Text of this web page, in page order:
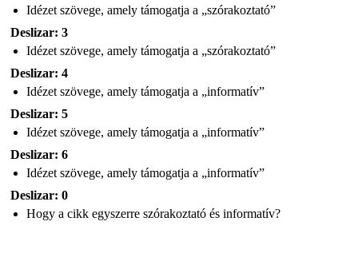
Idézet szövege, amely támogatja a „szórakoztató”
Deslizar: 3
Idézet szövege, amely támogatja a „szórakoztató”
Deslizar: 4
Idézet szövege, amely támogatja a „informatív”
Deslizar: 5
Idézet szövege, amely támogatja a „informatív”
Deslizar: 6
Idézet szövege, amely támogatja a „informatív”
Deslizar: 0
Hogy a cikk egyszerre szórakoztató és informatív?